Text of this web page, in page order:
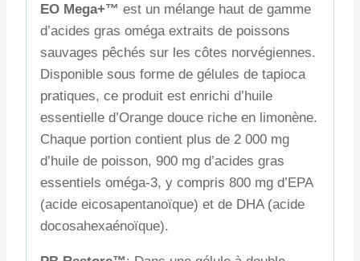
EO Mega+™ est un mélange haut de gamme
d’acides gras oméga extraits de poissons
sauvages pêchés sur les côtes norvégiennes.
Disponible sous forme de gélules de tapioca
pratiques, ce produit est enrichi d’huile
essentielle d’Orange douce riche en limonène.
Chaque portion contient plus de 2 000 mg
d’huile de poisson, 900 mg d’acides gras
essentiels oméga-3, y compris 800 mg d’EPA
(acide eicosapentanoïque) et de DHA (acide
docosahexaénoïque).